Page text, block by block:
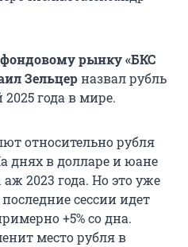
фондовому рынку «БКС
Зельцерназвал рубль
года в мире.
относительно рубля
днях в долларе и юане
2023 года. Но это уже
сессии идет
+5% со дна.
место рубля в